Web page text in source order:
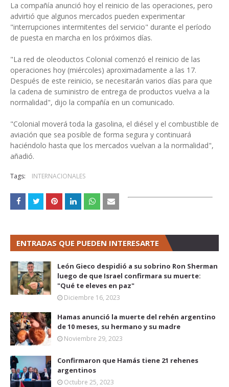
La compañía anunció hoy el reinicio de las operaciones, pero
advirtió que algunos mercados pueden experimentar
"interrupciones intermitentes del servicio" durante el período
de puesta en marcha en los próximos días.
"La red de oleoductos Colonial comenzó el reinicio de las
operaciones hoy (miércoles) aproximadamente a las 17.
Después de este reinicio, se necesitarán varios días para que
la cadena de suministro de entrega de productos vuelva a la
normalidad", dijo la compañía en un comunicado.
"Colonial moverá toda la gasolina, el diésel y el combustible de
aviación que sea posible de forma segura y continuará
haciéndolo hasta que los mercados vuelvan a la normalidad",
añadió.
Tags: INTERNACIONALES
ENTRADAS QUE PUEDEN INTERESARTE
León Gieco despidió a su sobrino Ron Sherman
luego de que Israel confirmara su muerte:
"Qué te eleves en paz"
Diciembre 16, 2023
Hamas anunció la muerte del rehén argentino
de 10 meses, su hermano y su madre
Noviembre 29, 2023
Confirmaron que Hamás tiene 21 rehenes
argentinos
Octubre 25, 2023